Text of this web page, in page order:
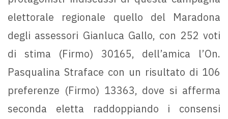
elettorale regionale quello del Maradona
degli assessori Gianluca Gallo, con 252 voti
di stima (Firmo) 30165, dell’amica l’On.
Pasqualina Straface con un risultato di 106
preferenze (Firmo) 13363, dove si afferma
seconda eletta raddoppiando i consensi